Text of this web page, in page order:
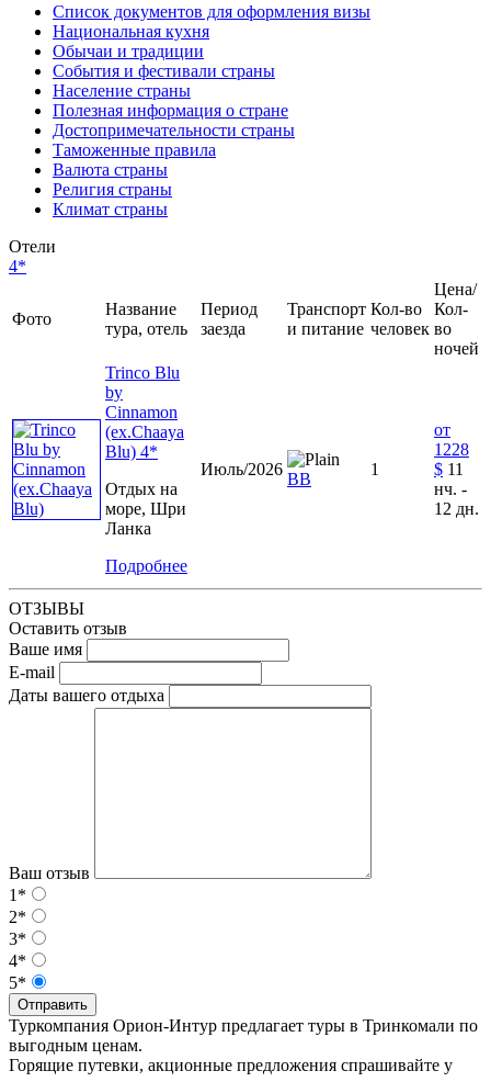
Список документов для оформления визы
Национальная кухня
Обычаи и традиции
События и фестивали страны
Население страны
Полезная информация о стране
Достопримечательности страны
Таможенные правила
Валюта страны
Религия страны
Климат страны
Отели
4*
Фото
Название
тура, отель
Период
заезда
Транспорт
и питание
Кол-во
человек
Цена/
Кол-
во
ночей
Trinco Blu
by
Cinnamon
(ex.Chaaya
Blu) 4*
Отдых на
море, Шри
Ланка
Подробнее
Июль/2026
ВВ
1
от
1228
$ 11
нч. -
12 дн.
ОТЗЫВЫ
Оставить отзыв
Ваше имя
E-mail
Даты вашего отдыха
Ваш отзыв
1*
2*
3*
4*
5*
Отправить
Туркомпания Орион-Интур предлагает туры в Тринкомали по
выгодным ценам.
Горящие путевки, акционные предложения спрашивайте у